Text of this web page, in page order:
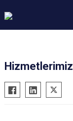
Hizmetlerimiz